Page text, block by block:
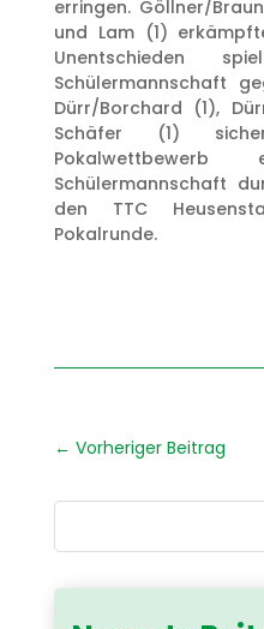
erringen. Göllner/
und Lam (1)
Unentschieden
Schülermannschaft
Dürr/Borchard (1),
Schäfer (1)
Schülermannschaft
den TTC
Pokalrunde.
← Vorheriger Beitrag